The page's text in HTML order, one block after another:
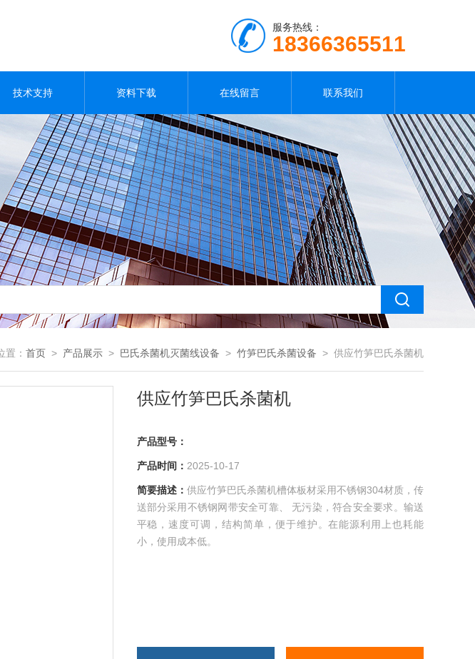
服务热线：
18366365511
技术支持 资料下载 在线留言 联系我们
置： 首页 > 产品展示 > 巴氏杀菌机灭菌线设备 > 竹笋巴氏杀菌设备 > 供应竹笋巴氏杀菌机
供应竹笋巴氏杀菌机
产品型号：
产品时间： 2025-10-17
简要描述： 供应竹笋巴氏杀菌机槽体板材采用不锈钢304材质，传
送部分采用不锈钢网带安全可靠、 无污染，符合安全要求。输送
平稳，速度可调，结构简单，便于维护。在能源利用上也耗能
小，使用成本低。